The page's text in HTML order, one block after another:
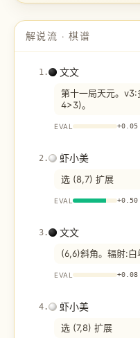
解说流 · 棋谱
1 . 文文
第十一局天元。v3:
4>3)。
EVAL +0.05
2 . 虾小美
选 (8,7) 扩展
EVAL +0.50
3 . 文文
(6,6)斜角。辐射:白
EVAL +0.08
4 . 虾小美
选 (7,8) 扩展